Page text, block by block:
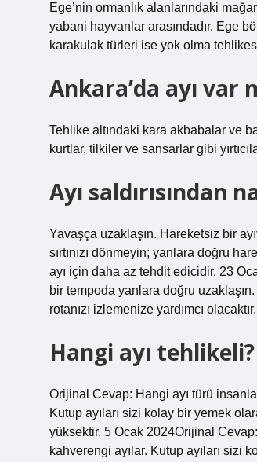
Ege’nin ormanlık alanlarındaki
yabani hayvanlar arasındadır. Ege
karakulak türleri ise yok olma
Ankara’da ayı var
Tehlike altındaki kara akbabalar ve
kurtlar, tilkiler ve sansarlar gibi
Ayı saldırısından
Yavaşça uzaklaşın. Hareketsiz bir
sırtınızı dönmeyin; yanlara doğru
ayı için daha az tehdit edicidir. 23
bir tempoda yanlara doğru uzaklaşın.
rotanızı izlemenize yardımcı
Hangi ayı tehlikeli?
Orijinal Cevap: Hangi ayı türü
Kutup ayıları sizi kolay bir yemek
yüksektir. 5 Ocak 2024Orijinal Cevap:
kahverengi ayılar. Kutup ayıları